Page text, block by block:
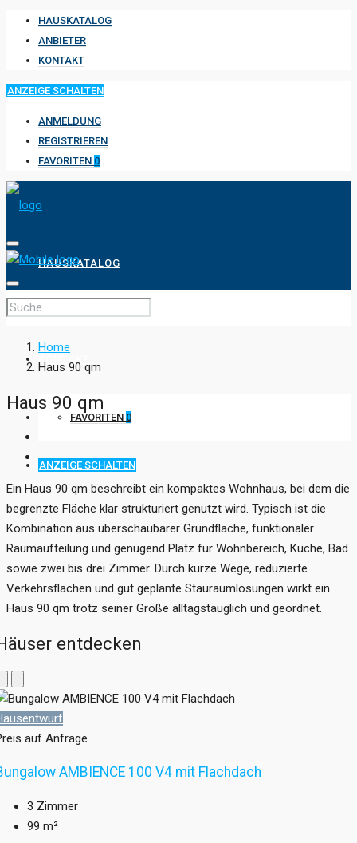
HAUSKATALOG
ANBIETER
KONTAKT
ANZEIGE SCHALTEN
ANMELDUNG
REGISTRIEREN
FAVORITEN 0
HAUSKATALOG
ANBIETER
FAVORITEN 0
ANZEIGE SCHALTEN
Home
Haus 90 qm
Haus 90 qm
Ein Haus 90 qm beschreibt ein kompaktes Wohnhaus, bei dem die
begrenzte Fläche klar strukturiert genutzt wird. Typisch ist die
Kombination aus überschaubarer Grundfläche, funktionaler
Raumaufteilung und genügend Platz für Wohnbereich, Küche, Bad
sowie zwei bis drei Zimmer. Durch kurze Wege, reduzierte
Verkehrsflächen und gut geplante Stauraumlösungen wirkt ein
Haus 90 qm trotz seiner Größe alltagstauglich und geordnet.
entdecken
auf Anfrage
AMBIENCE 100 V4 mit Flachdach
3 Zimmer
99 m²